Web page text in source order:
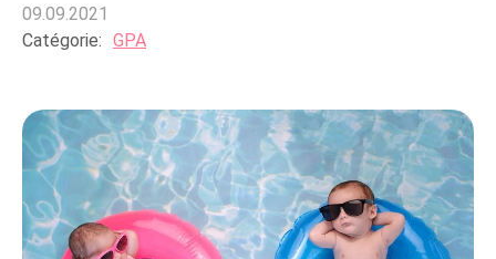
09.09.2021
Catégorie: GPA